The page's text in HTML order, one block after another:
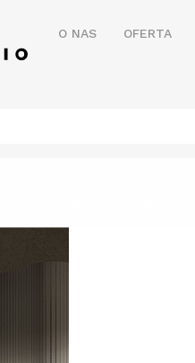
O NAS OFERTA